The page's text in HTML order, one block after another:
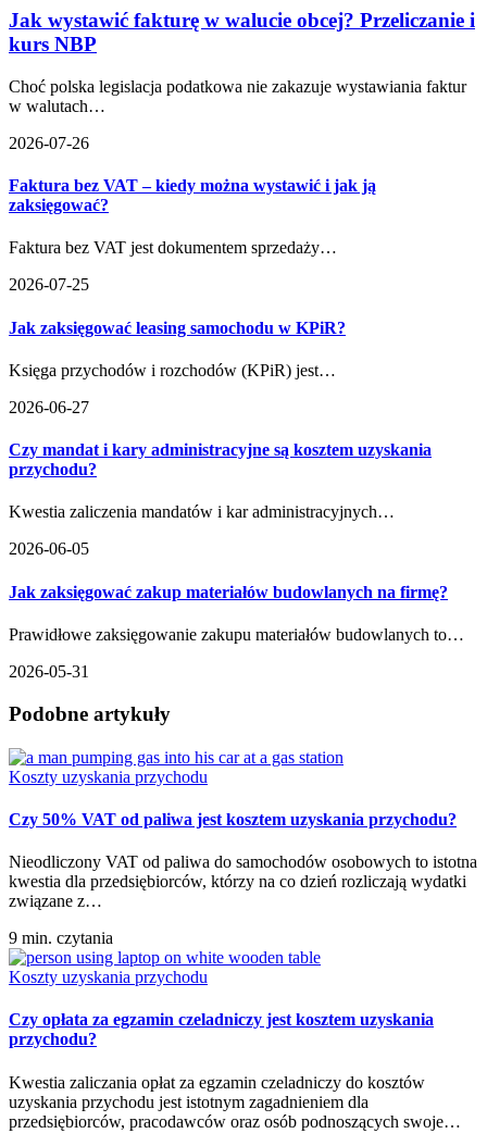
Jak wystawić fakturę w walucie obcej? Przeliczanie i
kurs NBP
Choć polska legislacja podatkowa nie zakazuje wystawiania faktur
w walutach…
2026-07-26
Faktura bez VAT – kiedy można wystawić i jak ją
zaksięgować?
Faktura bez VAT jest dokumentem sprzedaży…
2026-07-25
Jak zaksięgować leasing samochodu w KPiR?
Księga przychodów i rozchodów (KPiR) jest…
2026-06-27
Czy mandat i kary administracyjne są kosztem uzyskania
przychodu?
Kwestia zaliczenia mandatów i kar administracyjnych…
2026-06-05
Jak zaksięgować zakup materiałów budowlanych na firmę?
Prawidłowe zaksięgowanie zakupu materiałów budowlanych to…
2026-05-31
Podobne artykuły
Koszty uzyskania przychodu
Czy 50% VAT od paliwa jest kosztem uzyskania przychodu?
Nieodliczony VAT od paliwa do samochodów osobowych to istotna
kwestia dla przedsiębiorców, którzy na co dzień rozliczają wydatki
związane z…
9 min. czytania
Koszty uzyskania przychodu
Czy opłata za egzamin czeladniczy jest kosztem uzyskania
przychodu?
Kwestia zaliczania opłat za egzamin czeladniczy do kosztów
uzyskania przychodu jest istotnym zagadnieniem dla
przedsiębiorców, pracodawców oraz osób podnoszących swoje…